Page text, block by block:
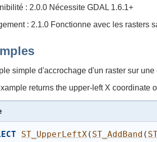
: 2.0.0 Nécessite GDAL 1.6.1+
: 2.1.0 Fonctionne avec les rasters
simple d'accrochage d'un raster sur
returns the upper-left X coordinate
ST_UpperLeftX( ST_AddBand (